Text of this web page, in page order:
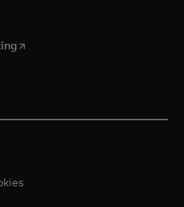
in a new tab
opens in a new tab
in a new tab